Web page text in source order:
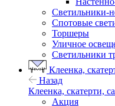
Светильники-
Спотовые
Торшеры
Уличное
Светильники
Клеенка,
Назад
Клеенка, скатерти,
Акция